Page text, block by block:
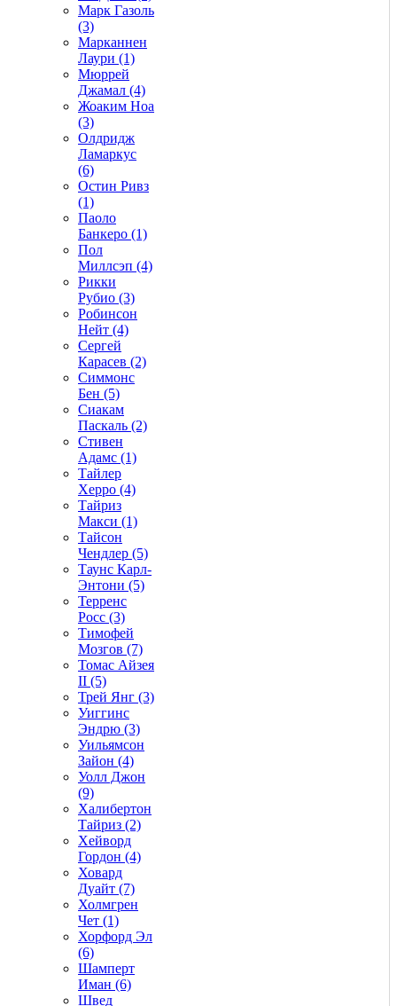
Марк Газоль
(3)
Марканнен
Лаури (1)
Мюррей
Джамал (4)
Жоаким Ноа
(3)
Олдридж
Ламаркус
(6)
Остин Ривз
(1)
Паоло
Банкеро (1)
Пол
Миллсэп (4)
Рикки
Рубио (3)
Робинсон
Нейт (4)
Сергей
Карасев (2)
Симмонс
Бен (5)
Сиакам
Паскаль (2)
Стивен
Адамс (1)
Тайлер
Херро (4)
Тайриз
Макси (1)
Тайсон
Чендлер (5)
Таунс Карл-
Энтони (5)
Терренс
Росс (3)
Тимофей
Мозгов (7)
Томас Айзея
II (5)
Трей Янг (3)
Уиггинс
Эндрю (3)
Уильямсон
Зайон (4)
Уолл Джон
(9)
Халибертон
Тайриз (2)
Хейворд
Гордон (4)
Ховард
Дуайт (7)
Холмгрен
Чет (1)
Хорфорд Эл
(6)
Шамперт
Иман (6)
Швед